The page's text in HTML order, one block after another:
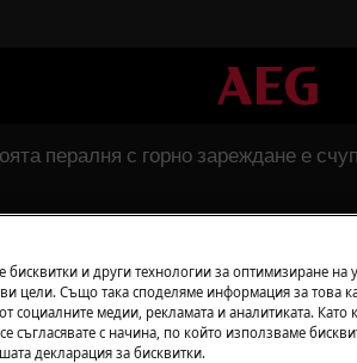
пералня с горно зареждане е
с горно
бисквитки и други технологии за оптимизиране на
цели. Също така споделяме информация за това
социалните медии, рекламата и аналитиката.
съгласявате с начина, по който използваме
декларация за бисквитки.